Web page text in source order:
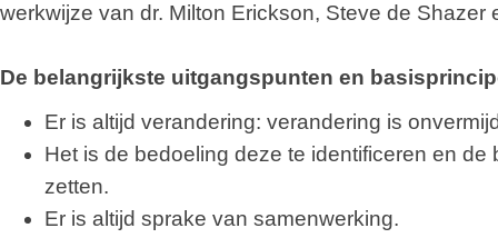
werkwijze van dr. Milton Erickson, Steve de Shazer
De belangrijkste uitgangspunten en
Er is altijd verandering: verandering is
Het is de bedoeling deze te identificeren en de
zetten.
Er is altijd sprake van samenwerking.